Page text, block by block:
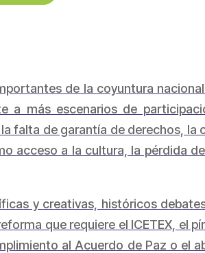
de la coyuntura
a más escenarios de
falta de garantía de derechos, la
acceso a la cultura, la pérdida
y creativas, históricos
que requiere el ICETEX, el
al Acuerdo de Paz o el